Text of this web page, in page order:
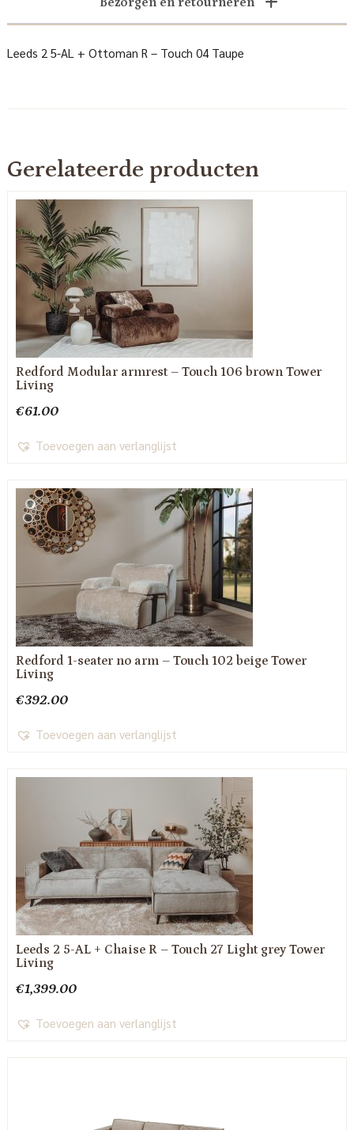
Leeds 2 5-AL + Ottoman R – Touch 04 Taupe
Gerelateerde producten
Redford Modular armrest – Touch 106 brown Tower
Living
€61.00
Toevoegen aan verlanglijst
Redford 1-seater no arm – Touch 102 beige Tower
Living
€392.00
Toevoegen aan verlanglijst
Leeds 2 5-AL + Chaise R – Touch 27 Light grey Tower
Living
€1,399.00
Toevoegen aan verlanglijst